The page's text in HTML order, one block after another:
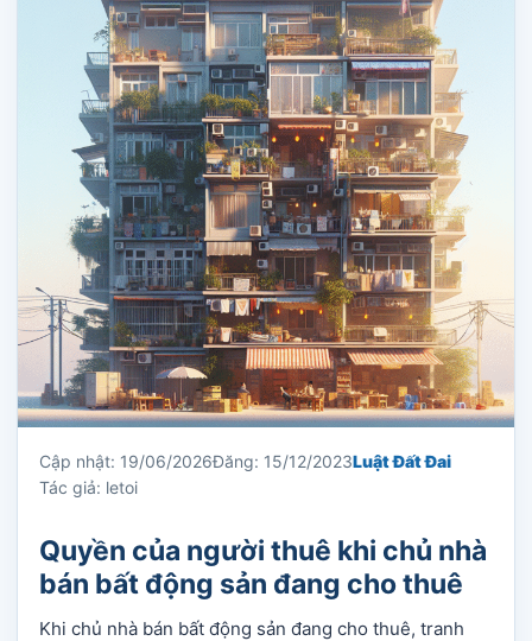
Cập nhật: 19/06/2026Đăng: 15/12/2023Luật Đất Đai
Tác giả: letoi
Quyền của người thuê khi chủ nhà
bán bất động sản đang cho thuê
Khi chủ nhà bán bất động sản đang cho thuê, tranh